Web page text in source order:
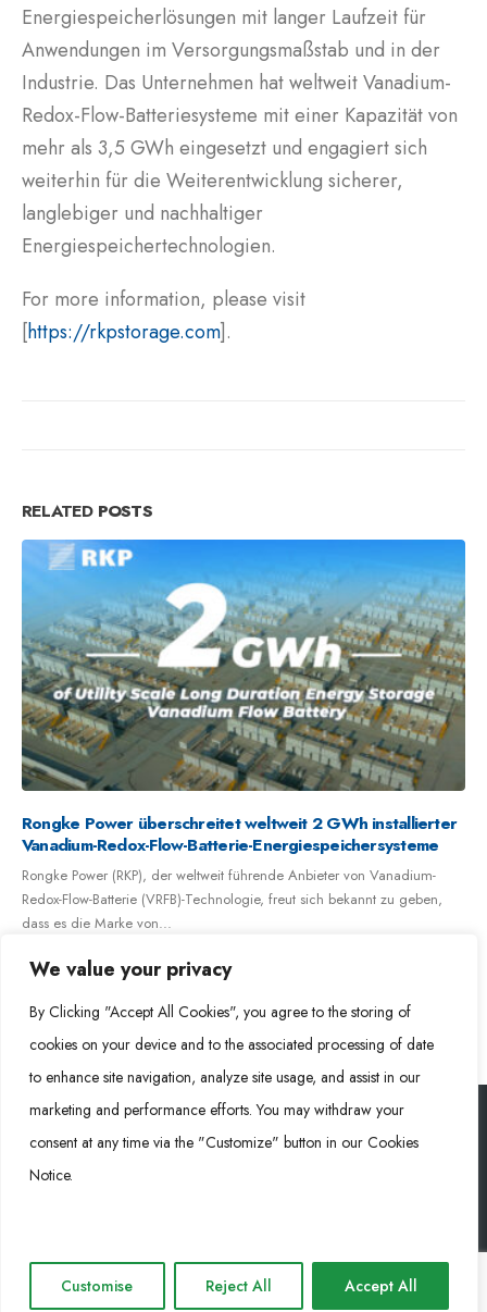
We value your privacy
By Clicking "Accept All Cookies", you agree to the storing of
cookies on your device and to the associated processing of date
to enhance site navigation, analyze site usage, and assist in our
marketing and performance efforts. You may withdraw your
consent at any time via the "Customize" button in our Cookies
Notice.
Customise Reject All Accept All
Energiespeicherlösungen mit langer Laufzeit für
Anwendungen im Versorgungsmaßstab und in der
Industrie. Das Unternehmen hat weltweit Vanadium-
Redox-Flow-Batteriesysteme mit einer Kapazität von
mehr als 3,5 GWh eingesetzt und engagiert sich
weiterhin für die Weiterentwicklung sicherer,
langlebiger und nachhaltiger
Energiespeichertechnologien.
For more information, please visit
[https://rkpstorage.com].
RELATED POSTS
Rongke Power nimmt weiteres 100-MW/400-MWh-
Vanadium-Flüssigbatterie-Projekt im Nordwesten Chinas in
Betrieb und überschreitet damit 3,5 GWh an weltweiten
Installationen
26. Juli 2025 – Rongke Power, ein weltweit führender Anbieter von
Netzanbindung und Inbetriebnahme des...